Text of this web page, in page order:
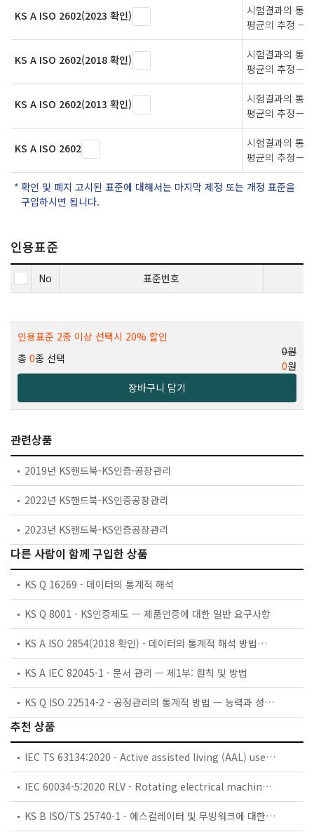
KS A ISO 2602(2023 확인)
시험결과의 통
평균의 추정 —
KS A ISO 2602(2018 확인)
시험결과의 통
평균의 추정－
KS A ISO 2602(2013 확인)
시험결과의 통
평균의 추정－
KS A ISO 2602
시험결과의 통
평균의 추정－
확인 및 폐지 고시된 표준에 대해서는 마지막 제정 또는 개정 표준을
구입하시면 됩니다.
인용표준
No 표준번호
인용표준 2종 이상 선택시 20% 할인
총 0종 선택
0원
0원
장바구니 담기
관련상품
2019년 KS핸드북-KS인증·공장관리
2022년 KS핸드북-KS인증공장관리
2023년 KS핸드북-KS인증공장관리
다른 사람이 함께 구입한 상품
KS Q 16269 - 데이터의 통계적 해석
KS Q 8001 - KS인증제도 — 제품인증에 대한 일반 요구사항
KS A ISO 2854(2018 확인) - 데이터의 통계적 해석 방법－평균 및 분산의 검정방법과 추정방법
KS A IEC 82045-1 - 문서 관리 — 제1부: 원칙 및 방법
KS Q ISO 22514-2 - 공정관리의 통계적 방법 — 능력과 성능 — 제2부: 시간종속적 공정 모델의 공정능력과 성능
추천 상품
IEC TS 63134:2020 - Active assisted living (AAL) use cases
IEC 60034-5:2020 RLV - Rotating electrical machines - Part 5: Degrees of protection provided by the integral design of rotating electrical machines (IP code) - Classification
KS B ISO/TS 25740-1 - 에스컬레이터 및 무빙워크에 대한 안전요건 — 제1부: 세계공통 필수 안전요건(GESRs)